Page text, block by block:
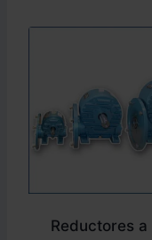
Reductores a